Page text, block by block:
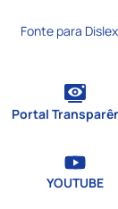
Fonte para
Portal
YOUTUBE